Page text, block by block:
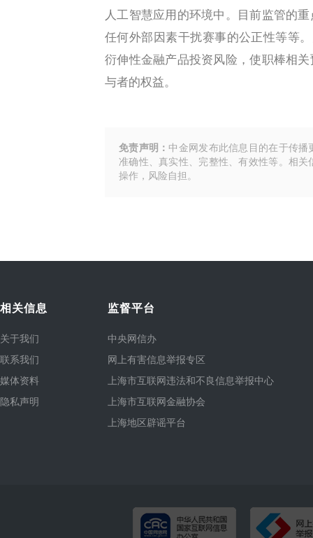
人工智慧应用的环境中。目前监管的
任何外部因素干扰赛事的公正性等等
衍伸性金融产品投资风险，使职棒相
与者的权益。
免责声明： 中金网发布此信息目的在于传
准确性、真实性、完整性、有效性等。相
操作，风险自担。
相关信息
关于我们
联系我们
媒体资料
隐私声明
监督平台
中央网信办
网上有害信息举报专区
上海市互联网违法和不良信息举报中心
上海市互联网金融协会
上海地区辟谣平台